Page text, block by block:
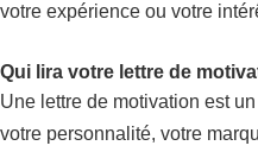
votre expérience ou votre
Qui lira votre lettre de
Une lettre de motivation est
votre personnalité, votre